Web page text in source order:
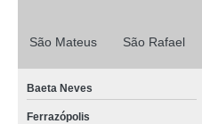
São Mateus São Rafael
Baeta Neves
Ferrazópolis